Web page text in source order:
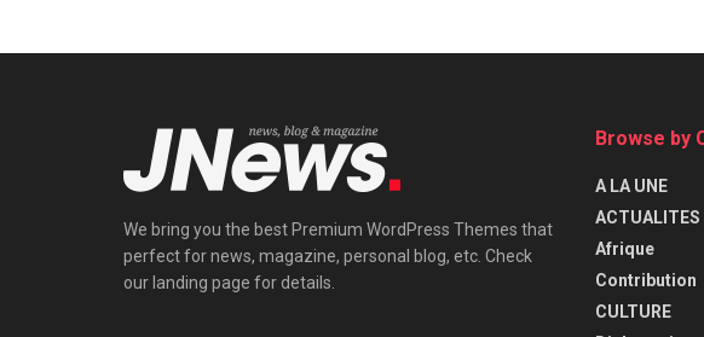
We bring you the best Premium WordPress Themes that
perfect for news, magazine, personal blog, etc. Check
our landing page for details.
Browse by
A LA UNE
ACTUALITES
Afrique
Contribution
CULTURE